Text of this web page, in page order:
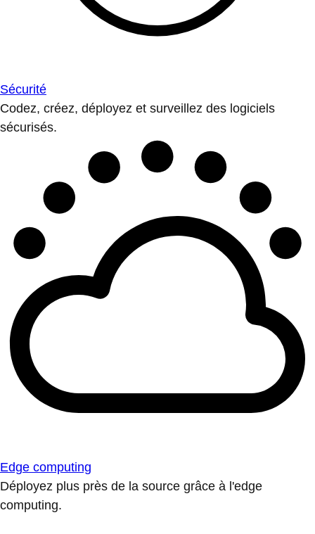
Sécurité
Codez, créez, déployez et surveillez des logiciels
sécurisés.
Edge computing
Déployez plus près de la source grâce à l'edge
computing.